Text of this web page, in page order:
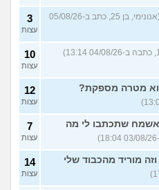
(אנונימי, בן 25, כתב ב-05/08/26
3
עצות
10
עצות
מטרה מספקת? 12
עצות
שתכתבו לי מה
7
עצות
מוריד מהכבוד שלי 14
עצות